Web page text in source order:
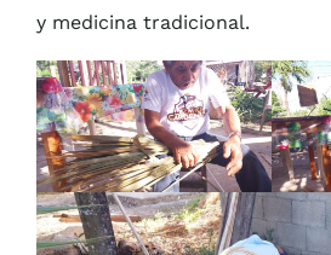
y medicina tradicional.